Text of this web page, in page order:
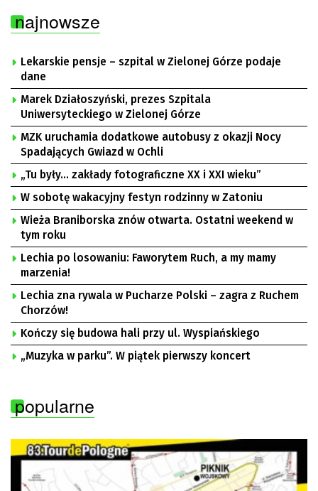
najnowsze
Lekarskie pensje – szpital w Zielonej Górze podaje
dane
Marek Działoszyński, prezes Szpitala
Uniwersyteckiego w Zielonej Górze
MZK uruchamia dodatkowe autobusy z okazji Nocy
Spadających Gwiazd w Ochli
„Tu były… zakłady fotograficzne XX i XXI wieku”
W sobotę wakacyjny festyn rodzinny w Zatoniu
Wieża Braniborska znów otwarta. Ostatni weekend w
tym roku
Lechia po losowaniu: Faworytem Ruch, a my mamy
marzenia!
Lechia zna rywala w Pucharze Polski – zagra z Ruchem
Chorzów!
Kończy się budowa hali przy ul. Wyspiańskiego
„Muzyka w parku”. W piątek pierwszy koncert
popularne